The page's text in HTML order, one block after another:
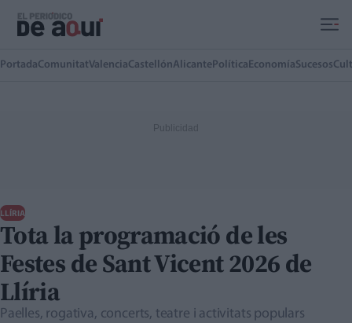
PortadaComunitatValenciaCastellónAlicante Política EconomíaSucesos
LLÍRIA
Tota la programació de les
Festes de Sant Vicent 2026 de
Llíria
Paelles, rogativa, concerts, teatre i activitats populars